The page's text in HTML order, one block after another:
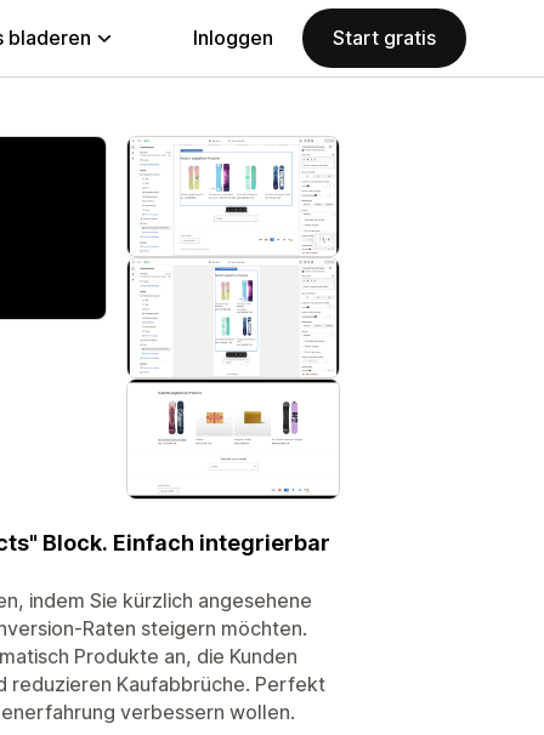
bladeren Inloggen Start gratis
Block. Einfach integrierbar
indem Sie kürzlich angesehene
Raten steigern möchten.
Produkte an, die Kunden
reduzieren Kaufabbrüche. Perfekt
verbessern wollen.